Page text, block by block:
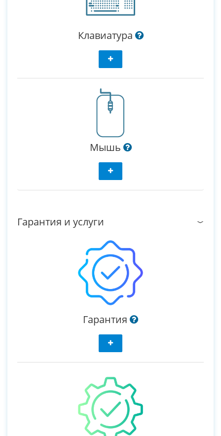
Клавиатура
Мышь
Гарантия и услуги
Гарантия